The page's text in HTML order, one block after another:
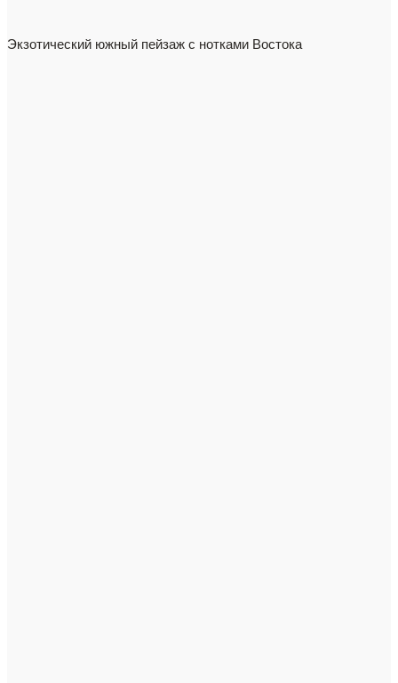
Экзотический южный пейзаж с нотками Востока